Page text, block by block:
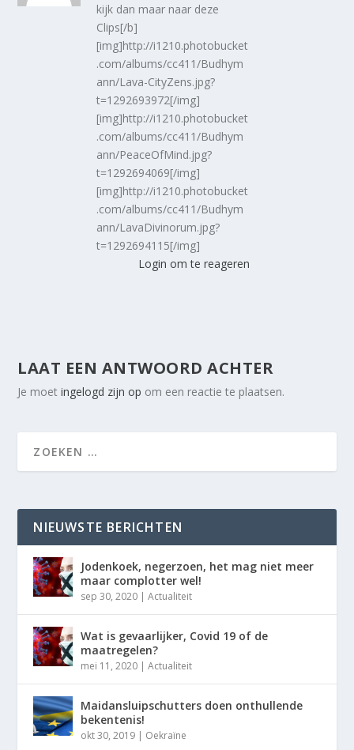
kijk dan maar naar deze
Clips[/b]
[img]http://i1210.photobucket
.com/albums/cc411/Budhym
ann/Lava-CityZens.jpg?
t=1292693972[/img]
[img]http://i1210.photobucket
.com/albums/cc411/Budhym
ann/PeaceOfMind.jpg?
t=1292694069[/img]
[img]http://i1210.photobucket
.com/albums/cc411/Budhym
ann/LavaDivinorum.jpg?
t=1292694115[/img]
Login om te reageren
LAAT EEN ANTWOORD ACHTER
Je moetingelogd zijn op om een reactie te plaatsen.
NIEUWSTE BERICHTEN
Jodenkoek, negerzoen, het mag niet meer
maar complotter wel!
sep 30, 2020 |Actualiteit
Wat is gevaarlijker, Covid 19 of de
maatregelen?
mei 11, 2020 |Actualiteit
Maidansluipschutters doen onthullende
bekentenis!
okt 30, 2019 | Oekraïne